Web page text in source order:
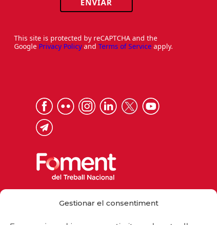
Gestionar el consentiment
ENVIAR
This site is protected by reCAPTCHA and the
Google Privacy Policy and Terms of Service apply.
foment@foment.com